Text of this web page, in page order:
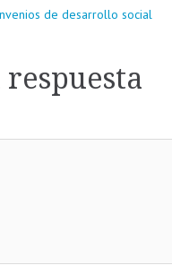
de desarrollo social
respuesta